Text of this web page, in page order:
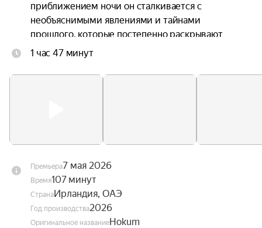
приближением ночи он сталкивается с
необъяснимыми явлениями и тайнами
прошлого, которые постепенно раскрывают
зловещую природу этого уединённого уголка.
1 час 47 минут
Премьера7 мая 2026
Время107 минут
СтранаИрландия, ОАЭ
Год производства2026
Оригинальное названиеHokum